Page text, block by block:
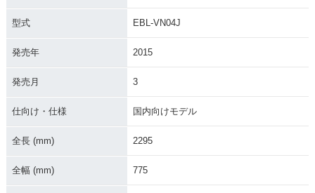
型式 EBL-VN04J
発売年 2015
発売月 3
仕向け・仕様 国内向けモデル
全長 (mm) 2295
全幅 (mm) 775